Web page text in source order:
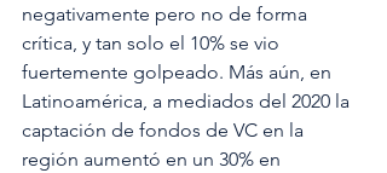
negativamente pero no de forma
crítica, y tan solo el 10% se vio
fuertemente golpeado. Más aún, en
Latinoamérica, a mediados del 2020 la
captación de fondos de VC en la
región aumentó en un 30% en